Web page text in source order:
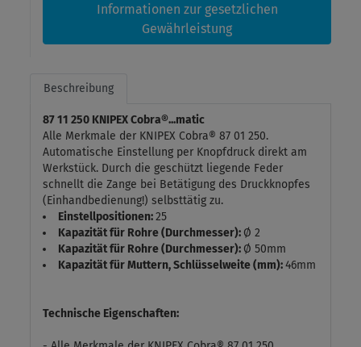
Informationen zur gesetzlichen
Gewährleistung
Beschreibung
87 11 250 KNIPEX Cobra®...matic
Alle Merkmale der KNIPEX Cobra® 87 01 250.
Automatische Einstellung per Knopfdruck direkt am
Werkstück. Durch die geschützt liegende Feder
schnellt die Zange bei Betätigung des Druckknopfes
(Einhandbedienung!) selbsttätig zu.
Einstellpositionen:25
Kapazität für Rohre (Durchmesser): Ø 2
Kapazität für Rohre (Durchmesser): Ø 50mm
Kapazität für Muttern, Schlüsselweite (mm):46mm
Technische Eigenschaften: